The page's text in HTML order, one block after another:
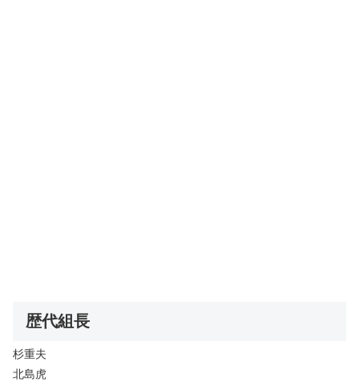
歴代組長
杉重夫
北島虎